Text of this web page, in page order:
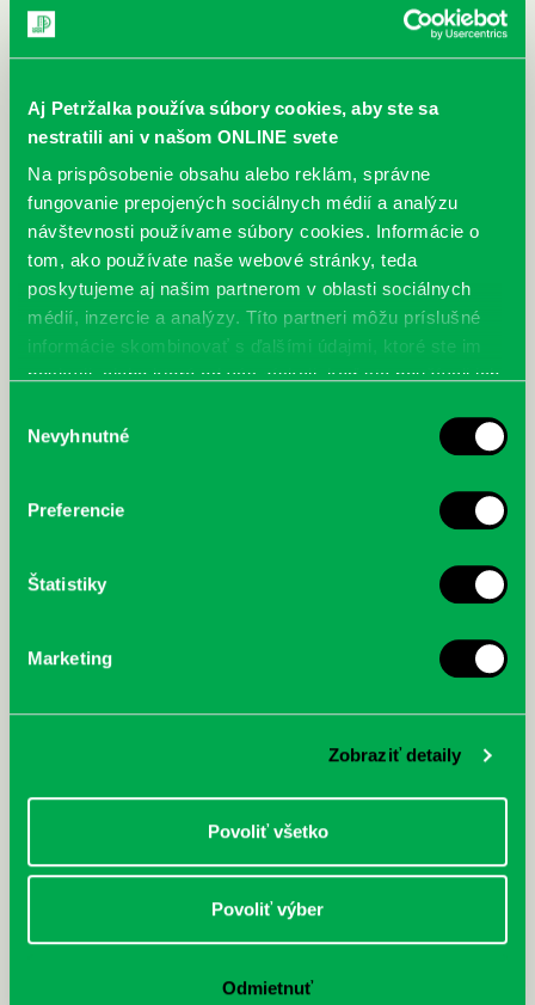
Aj Petržalka používa súbory cookies, aby ste sa
nestratili ani v našom ONLINE svete
Na prispôsobenie obsahu alebo reklám, správne
fungovanie prepojených sociálnych médií a analýzu
návštevnosti používame súbory cookies. Informácie o
tom, ako používate naše webové stránky, teda
poskytujeme aj našim partnerom v oblasti sociálnych
médií, inzercie a analýzy. Títo partneri môžu príslušné
informácie skombinovať s ďalšími údajmi, ktoré ste im
poskytli, alebo ktoré od vás získali, keď ste používali ich
súhlasu
Nevyhnutné
Preferencie
Štatistiky
Marketing
Zobraziť detaily
Povoliť všetko
Povoliť výber
Odmietnuť
cyklistu modernej doby:
Rudź, Przemyslaw: Atlas hviezd:
Hardy, Paula: Japonsko na tanieri: